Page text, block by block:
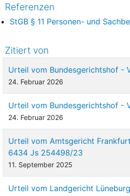
Referenzen
StGB § 11 Personen- und
Zitiert von
Urteil vom Bundesgerichtshof -
24. Februar 2026
Urteil vom Bundesgerichtshof -
24. Februar 2026
Urteil vom Amtsgericht
6434 Js 254498/23
11. September 2025
Urteil vom Landgericht